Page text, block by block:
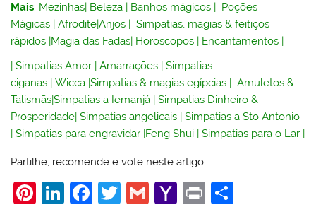
Mais: Mezinhas| Beleza | Banhos mágicos | Poções
Mágicas |Afrodite|Anjos |Simpatias, magias & feitiços
rápidos |Magia das Fadas| Horoscopos | Encantamentos |
|Simpatias Amor |Amarrações |Simpatias
ciganas |Wicca |Simpatias & magias egípcias |Amuletos &
Talismãs|Simpatias a Iemanjá |Simpatias Dinheiro &
Prosperidade |Simpatias angelicais |Simpatias a Sto Antonio
|Simpatias para engravidar Feng Shui |Simpatias para o Lar
Partilhe, recomende e vote neste artigo
Pi
Li
F
T
G
Y
Pr